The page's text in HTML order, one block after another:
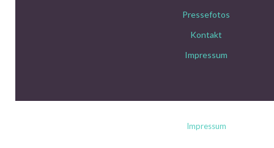
Pressefotos
Kontakt
Impressum
Impressum